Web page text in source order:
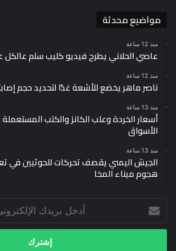
مواضيع محدثة
منذ 12 ساعة
عاصي الحلاني يطرح فيديو كليب سلم عالكل
منذ 12 ساعة
ناصر ماهر يخضع للأشعة غدًا لتحديد حجم
منذ 13 ساعة
أسعار الخردة وعلب الكانز والكتب المستعملة
الأسواق
منذ 13 ساعة
الجيش اليمني يقصف تحركات للحوثيين في
هجوم ميناء المخا
بريدك
الإلكتروني